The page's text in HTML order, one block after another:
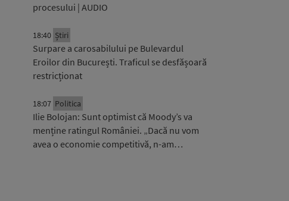
procesului | AUDIO
18:40 Știri
Surpare a carosabilului pe Bulevardul
Eroilor din București. Traficul se desfășoară
restricționat
18:07 Politica
Ilie Bolojan: Sunt optimist că Moody’s va
menține ratingul României. „Dacă nu vom
avea o economie competitivă, n-am…